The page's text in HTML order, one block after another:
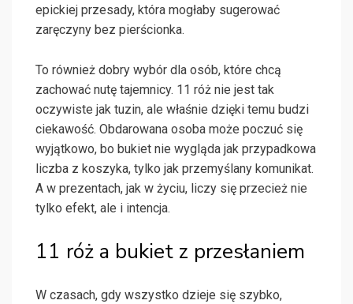
epickiej przesady, która mogłaby sugerować
zaręczyny bez pierścionka.
To również dobry wybór dla osób, które chcą
zachować nutę tajemnicy. 11 róż nie jest tak
oczywiste jak tuzin, ale właśnie dzięki temu budzi
ciekawość. Obdarowana osoba może poczuć się
wyjątkowo, bo bukiet nie wygląda jak przypadkowa
liczba z koszyka, tylko jak przemyślany komunikat.
A w prezentach, jak w życiu, liczy się przecież nie
tylko efekt, ale i intencja.
11 róż a bukiet z przesłaniem
W czasach, gdy wszystko dzieje się szybko,